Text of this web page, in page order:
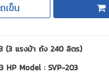
เข็น
(3 แรงม้า ถัง 240 ลิตร)
HP Model : SVP-203